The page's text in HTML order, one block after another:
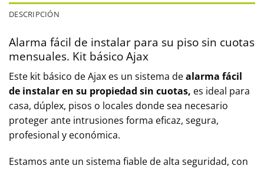
DESCRIPCIÓN
Alarma fácil de instalar para su piso sin cuotas
mensuales. Kit básico Ajax
Este kit básico de Ajax es un sistema dealarma fácil
de instalar en su propiedad sin cuotas, es ideal para
casa, dúplex, pisos o locales donde sea necesario
proteger ante intrusiones forma eficaz, segura,
profesional y económica.
Estamos ante un sistema fiable de alta seguridad, con